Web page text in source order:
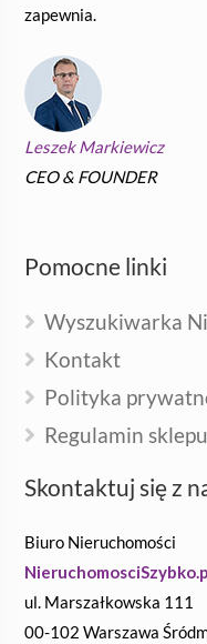
zapewnia.
Leszek Markiewicz
CEO & FOUNDER
Pomocne linki
Wyszukiwarka
Kontakt
Polityka
Regulamin
Skontaktuj się z
Biuro Nieruchomości
ul. Marszałkowska 111
00-102 Warszawa